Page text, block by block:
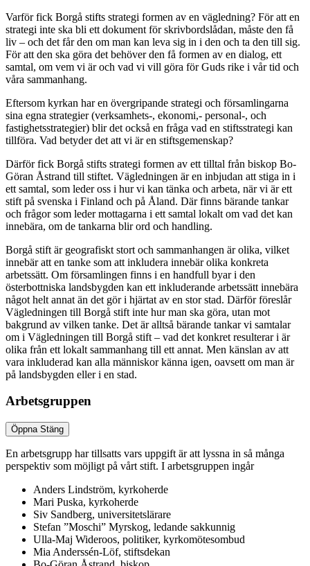
Varför fick Borgå stifts strategi formen av en vägledning? För att en
strategi inte ska bli ett dokument för skrivbordslådan, måste den få
liv – och det får den om man kan leva sig in i den och ta den till sig.
För att den ska göra det behöver den få formen av en dialog, ett
samtal, om vem vi är och vad vi vill göra för Guds rike i vår tid och
våra sammanhang.
Eftersom kyrkan har en övergripande strategi och församlingarna
sina egna strategier (verksamhets-, ekonomi,- personal-, och
fastighetsstrategier) blir det också en fråga vad en stiftsstrategi kan
tillföra. Vad betyder det att vi är en stiftsgemenskap?
Därför fick Borgå stifts strategi formen av ett tilltal från biskop Bo-
Göran Åstrand till stiftet. Vägledningen är en inbjudan att stiga in i
ett samtal, som leder oss i hur vi kan tänka och arbeta, när vi är ett
stift på svenska i Finland och på Åland. Där finns bärande tankar
och frågor som leder mottagarna i ett samtal lokalt om vad det kan
innebära, om de tankarna blir ord och handling.
Borgå stift är geografiskt stort och sammanhangen är olika, vilket
innebär att en tanke som att inkludera innebär olika konkreta
arbetssätt. Om församlingen finns i en handfull byar i den
österbottniska landsbygden kan ett inkluderande arbetssätt innebära
något helt annat än det gör i hjärtat av en stor stad. Därför föreslår
Vägledningen till Borgå stift inte hur man ska göra, utan mot
bakgrund av vilken tanke. Det är alltså bärande tankar vi samtalar
om i Vägledningen till Borgå stift – vad det konkret resulterar i är
olika från ett lokalt sammanhang till ett annat. Men känslan av att
vara inkluderad kan alla människor känna igen, oavsett om man är
på landsbygden eller i en stad.
Arbetsgruppen
Öppna Stäng
En arbetsgrupp har tillsatts vars uppgift är att lyssna in så många
perspektiv som möjligt på vårt stift. I arbetsgruppen ingår
Anders Lindström, kyrkoherde
Mari Puska, kyrkoherde
Siv Sandberg, universitetslärare
Stefan ”Moschi” Myrskog, ledande sakkunnig
Ulla-Maj Wideroos, politiker, kyrkomötesombud
Mia Anderssén-Löf, stiftsdekan